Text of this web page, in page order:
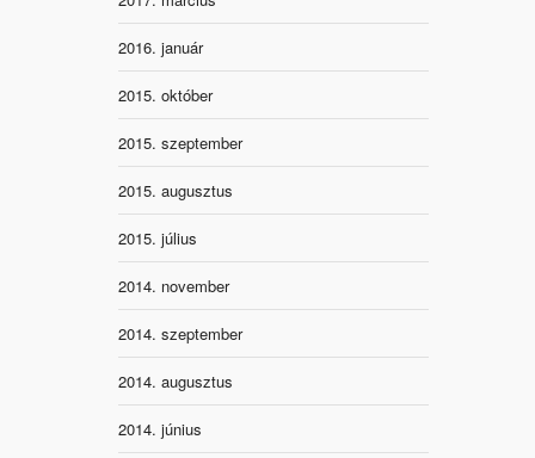
2016. január
2015. október
2015. szeptember
2015. augusztus
2015. július
2014. november
2014. szeptember
2014. augusztus
2014. június